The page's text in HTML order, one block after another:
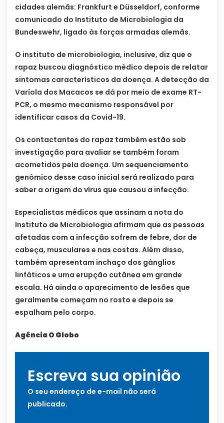
cidades alemãs: Frankfurt e Düsseldorf, conforme
comunicado do Instituto de Microbiologia da
Bundeswehr, ligado às forças armadas alemãs.
O instituto de microbiologia, inclusive, diz que o
rapaz buscou diagnóstico médico depois de relatar
sintomas característicos da doença. A detecção da
Varíola dos Macacos se dá por meio de exame RT-
PCR, o mesmo mecanismo responsável por
identificar casos da Covid-19.
Os contactantes do rapaz também estão sob
investigação para avaliar se também foram
acometidos pela doença. Um sequenciamento
genômico desse caso inicial será realizado para
saber a origem do vírus que causou a infecção.
Especialistas médicos que assinam a nota do
Instituto de Microbiologia afirmam que as pessoas
afetadas com a infecção sofrem de febre, dor de
cabeça, musculares e nas costas. Além disso,
também apresentam inchaço dos gânglios
linfáticos e uma erupção cutânea em grande
escala. Há ainda o aparecimento de lesões que
geralmente começam no rosto e depois se
espalham pelo corpo.
Agência O Globo
Escreva sua opinião
O seu endereço de e-mail não será
publicado.